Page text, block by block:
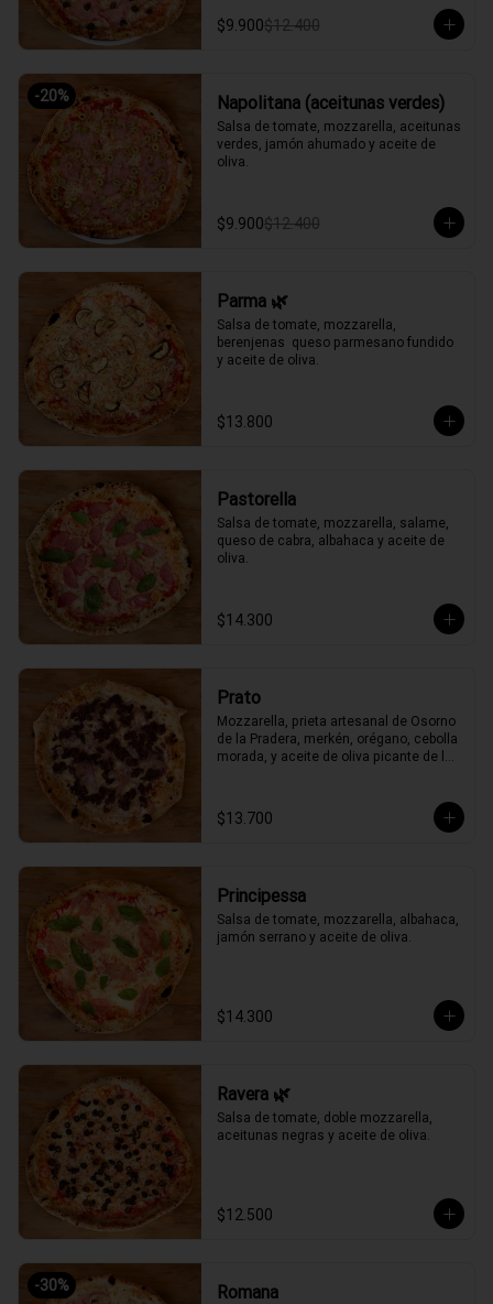
$9.900$12.400
-20% Napolitana (aceitunas verdes)
Salsa de tomate, mozzarella, aceitunas
verdes, jamón ahumado y aceite de
oliva.
$9.900$12.400
Parma 🌿
Salsa de tomate, mozzarella,
berenjenas  queso parmesano fundido
y aceite de oliva.
$13.800
Pastorella
Salsa de tomate, mozzarella, salame,
queso de cabra, albahaca y aceite de
oliva.
$14.300
Prato
Mozzarella, prieta artesanal de Osorno
de la Pradera, merkén, orégano, cebolla
morada, y aceite de oliva picante de la
$13.700
Principessa
Salsa de tomate, mozzarella, albahaca,
jamón serrano y aceite de oliva.
$14.300
Ravera 🌿
Salsa de tomate, doble mozzarella,
aceitunas negras y aceite de oliva.
$12.500
-30% Romana